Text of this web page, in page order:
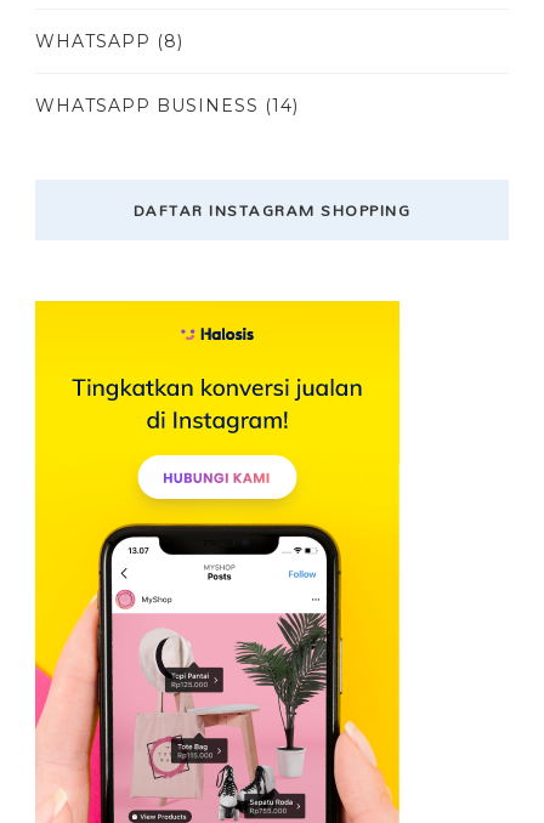
WHATSAPP (8)
WHATSAPP BUSINESS (14)
DAFTAR INSTAGRAM SHOPPING